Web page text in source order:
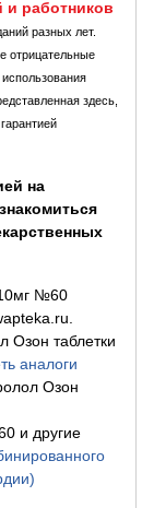
и работников
разных лет.
отрицательные
здесь,
на
№60
Озон таблетки
аналоги
Озон
и другие